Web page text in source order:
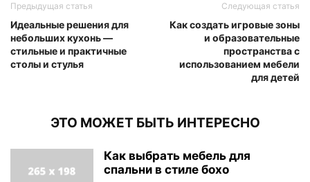
Предыдущая статья
Идеальные решения для
небольших кухонь —
стильные и практичные
столы и стулья
Следующая статья
Как создать игровые зоны
и образовательные
пространства с
использованием мебели
для детей
ЭТО МОЖЕТ БЫТЬ ИНТЕРЕСНО
Как выбрать мебель для
спальни в стиле бохо